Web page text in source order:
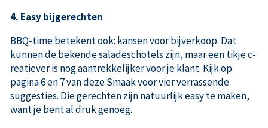
4. Easy bijgerechten
BBQ-time betekent ook: kansen voor bijverkoop. Dat
kunnen de bekende saladeschotels zijn, maar een tikje c­
reatiever is nog aantrekkelijker voor je klant. Kijk op
pagina 6 en 7 van deze Smaak voor vier verrassende
suggesties. Die gerechten zijn natuurlijk easy te maken,
want je bent al druk genoeg.